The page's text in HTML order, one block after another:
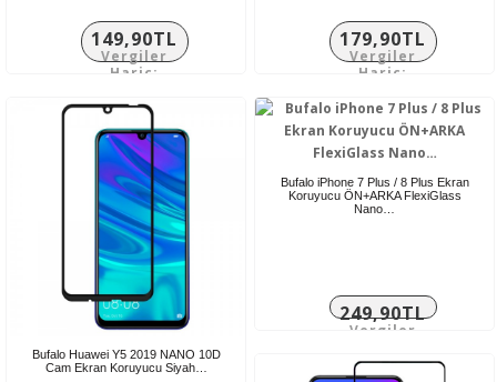
149,90TL
Vergiler
Hariç:
179,90TL
Vergiler
Hariç:
Bufalo Huawei Y5 2019 NANO 10D
Cam Ekran Koruyucu Siyah…
Bufalo iPhone 7 Plus / 8 Plus Ekran
Koruyucu ÖN+ARKA FlexiGlass
Nano…
249,90TL
Vergiler
208,25TL